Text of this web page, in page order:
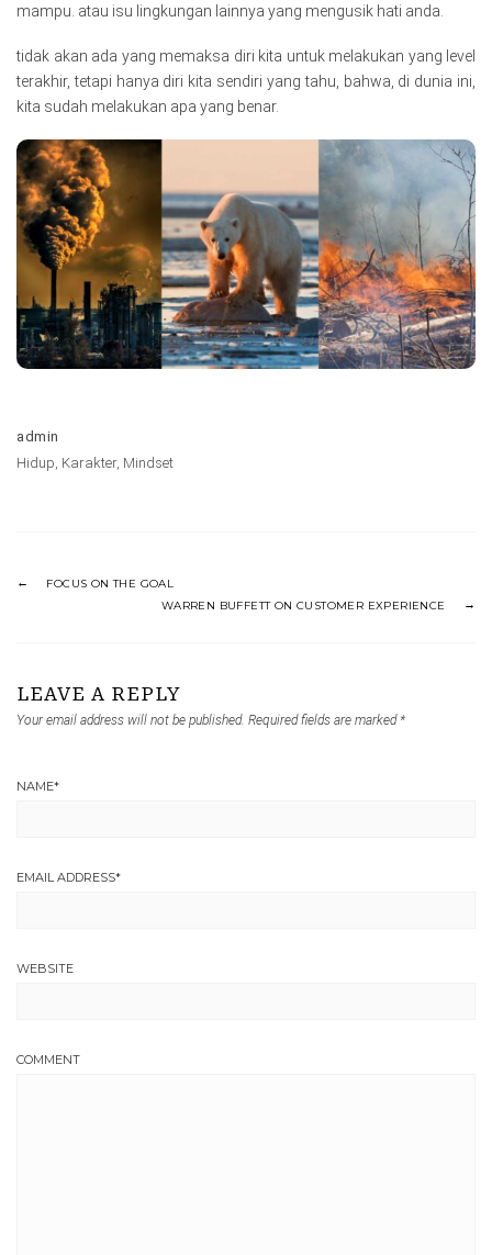
mampu. atau isu lingkungan lainnya yang mengusik hati anda.
tidak akan ada yang memaksa diri kita untuk melakukan yang level
terakhir, tetapi hanya diri kita sendiri yang tahu, bahwa, di dunia ini,
kita sudah melakukan apa yang benar.
admin
Hidup, Karakter, Mindset
FOCUS ON THE GOAL
WARREN BUFFETT ON CUSTOMER EXPERIENCE
LEAVE A REPLY
Your email address will not be published. Required fields are marked *
NAME*
EMAIL ADDRESS*
WEBSITE
COMMENT